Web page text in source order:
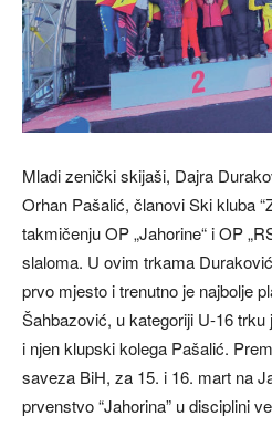
Mladi zenički skijaši, Dajra
Orhan Pašalić, članovi Ski kluba
takmičenju OP „Jahorine“ i OP
slaloma. U ovim trkama
prvo mjesto i trenutno je najbolje
Šahbazović, u kategoriji U-16
i njen klupski kolega Pašalić.
saveza BiH, za 15. i 16. mart na
prvenstvo “Jahorina” u disciplini